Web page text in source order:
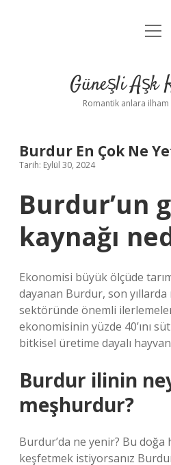
Anasayfa
Yasal
Güneşli Aşk
Romantik anlara
Burdur En Çok Ne
Tarih: Eylül 30, 2024
Burdur’un
kaynağı
Ekonomisi büyük ölçüde
dayanan Burdur, son
sektöründe önemli
ekonomisinin yüzde 40’ını
bitkisel üretime dayalı
Burdur ilinin
meşhurdur?
Burdur’da ne yenir? Bu doğa
keşfetmek istiyorsanız